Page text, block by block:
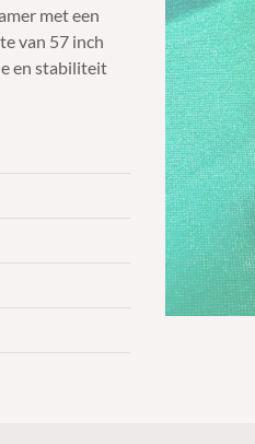
met een
van 57 inch
en stabiliteit